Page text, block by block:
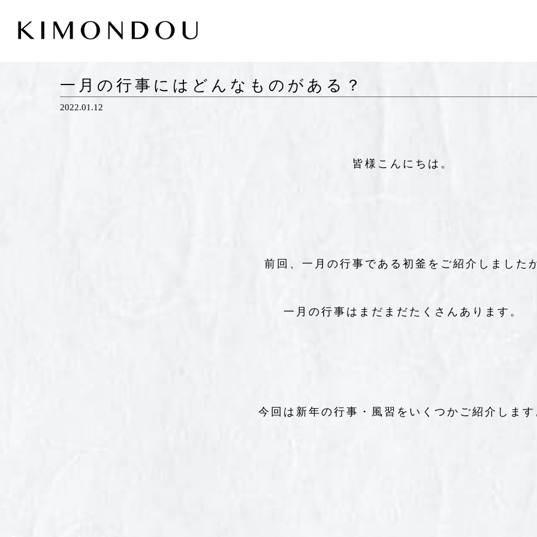
一月の行事にはどんなものがある？
2022.01.12
皆様こんにちは。
前回、一月の行事である初釜をご紹介しました
一月の行事はまだまだたくさんあります。
今回は新年の行事・風習をいくつかご紹介しま